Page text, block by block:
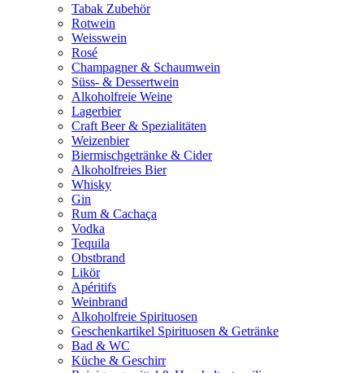
Tabak Zubehör
Rotwein
Weisswein
Rosé
Champagner & Schaumwein
Süss- & Dessertwein
Alkoholfreie Weine
Lagerbier
Craft Beer & Spezialitäten
Weizenbier
Biermischgetränke & Cider
Alkoholfreies Bier
Whisky
Gin
Rum & Cachaça
Vodka
Tequila
Obstbrand
Likör
Apéritifs
Weinbrand
Alkoholfreie Spirituosen
Geschenkartikel Spirituosen & Getränke
Bad & WC
Küche & Geschirr